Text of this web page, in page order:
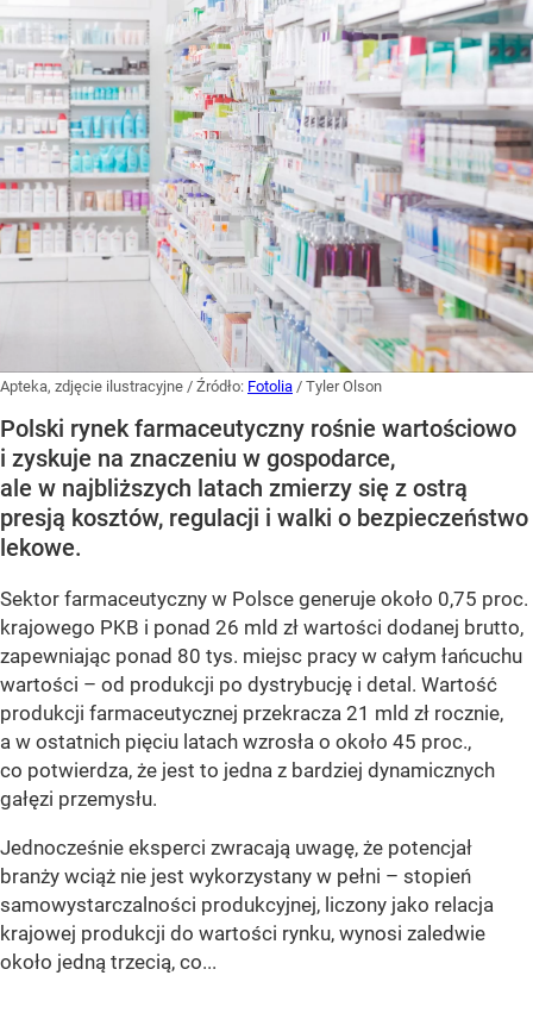
Apteka, zdjęcie ilustracyjne / Źródło: Fotolia / Tyler Olson
Polski rynek farmaceutyczny rośnie wartościowo
i zyskuje na znaczeniu w gospodarce,
ale w najbliższych latach zmierzy się z ostrą
presją kosztów, regulacji i walki o bezpieczeństwo
lekowe.
Sektor farmaceutyczny w Polsce generuje około 0,75 proc.
krajowego PKB i ponad 26 mld zł wartości dodanej brutto,
zapewniając ponad 80 tys. miejsc pracy w całym łańcuchu
wartości – od produkcji po dystrybucję i detal. Wartość
produkcji farmaceutycznej przekracza 21 mld zł rocznie,
a w ostatnich pięciu latach wzrosła o około 45 proc.,
co potwierdza, że jest to jedna z bardziej dynamicznych
gałęzi przemysłu.
Jednocześnie eksperci zwracają uwagę, że potencjał
branży wciąż nie jest wykorzystany w pełni – stopień
samowystarczalności produkcyjnej, liczony jako relacja
krajowej produkcji do wartości rynku, wynosi zaledwie
około jedną trzecią, co...